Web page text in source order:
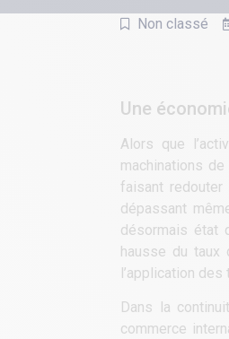
Non classé
Une
Alors que
machinations
faisant
dépassant
désormais état
hausse du taux
l’application des
Dans la
commerce